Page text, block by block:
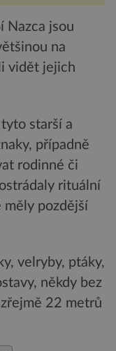
Nazca jsou
na
vidět jejich
starší a
případně
rodinné či
rituální
měly pozdější
velryby, ptáky,
někdy bez
22 metrů